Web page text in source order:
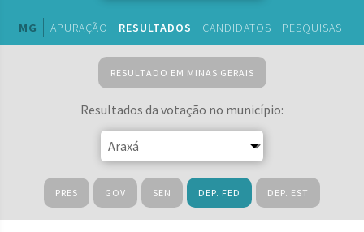
MG APURAÇÃO RESULTADOS CANDIDATOS PESQUISAS
RESULTADO EM MINAS GERAIS
Resultados da votação no município:
PRES GOV SEN DEP. FED DEP. EST